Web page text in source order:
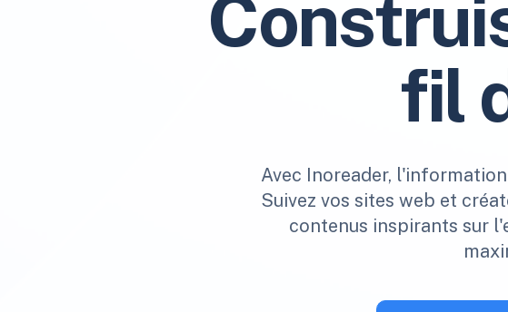
fil
Avec Inoreader,
Suivez vos sites web et
contenus inspirants sur